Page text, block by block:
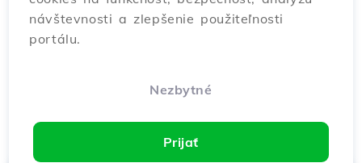
návštevnosti a zlepšenie použiteľnosti
portálu.
Nezbytné
Prijať